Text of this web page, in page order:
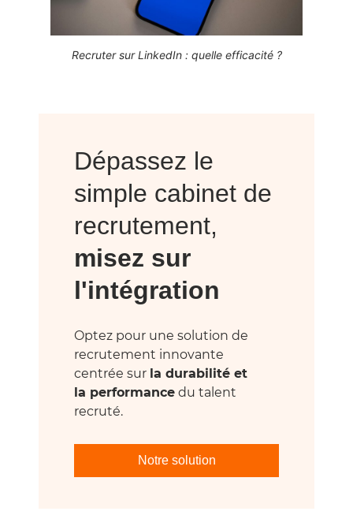
Recruter sur LinkedIn : quelle efficacité ?
Dépassez le
simple cabinet de
recrutement,
misez sur
l'intégration
Optez pour une solution de
recrutement innovante
centrée sur la durabilité et
la performance du talent
recruté.
Notre solution